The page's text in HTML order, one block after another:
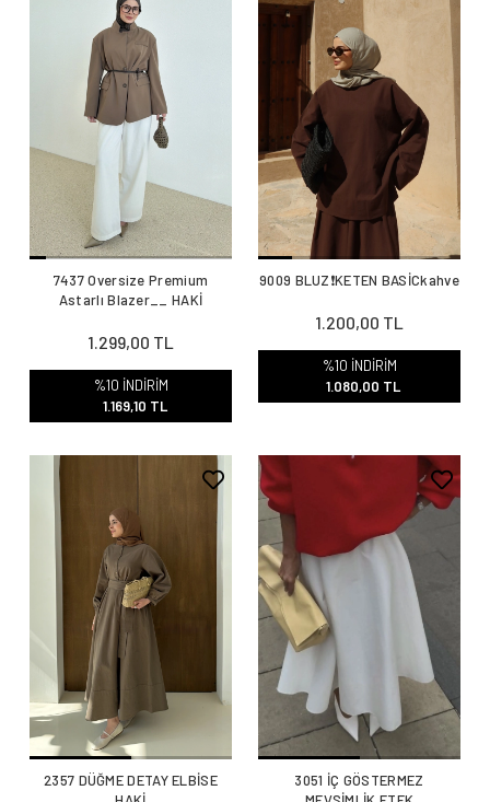
7437 Oversize Premium
Astarlı Blazer__ HAKİ
1.299,00 TL
%10 İNDİRİM
1.169,10 TL
9009 BLUZ❗️KETEN BASİCkahve
1.200,00 TL
%10 İNDİRİM
1.080,00 TL
2357 DÜĞME DETAY ELBİSE
3051 İÇ GÖSTERMEZ